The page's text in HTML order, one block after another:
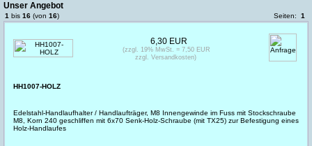
Unser Angebot
1 bis 16 (von 16) Seiten: 1
HH1007-HOLZ
Edelstahl-Handlaufhalter / Handlaufträger, M8 Innengewinde im Fuss mit Stockschraube
M8, Korn 240 geschliffen mit 6x70 Senk-Holz-Schraube (mit TX25) zur Befestigung eines
Holz-Handlaufes
6,30 EUR
(zzgl. 19% MwSt. = 7,50 EUR
zzgl. Versandkosten)